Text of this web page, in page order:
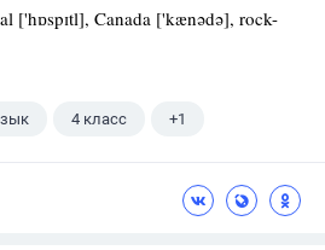
['hɒspɪtl], Canada ['kænədə], rock-
4 класс +1